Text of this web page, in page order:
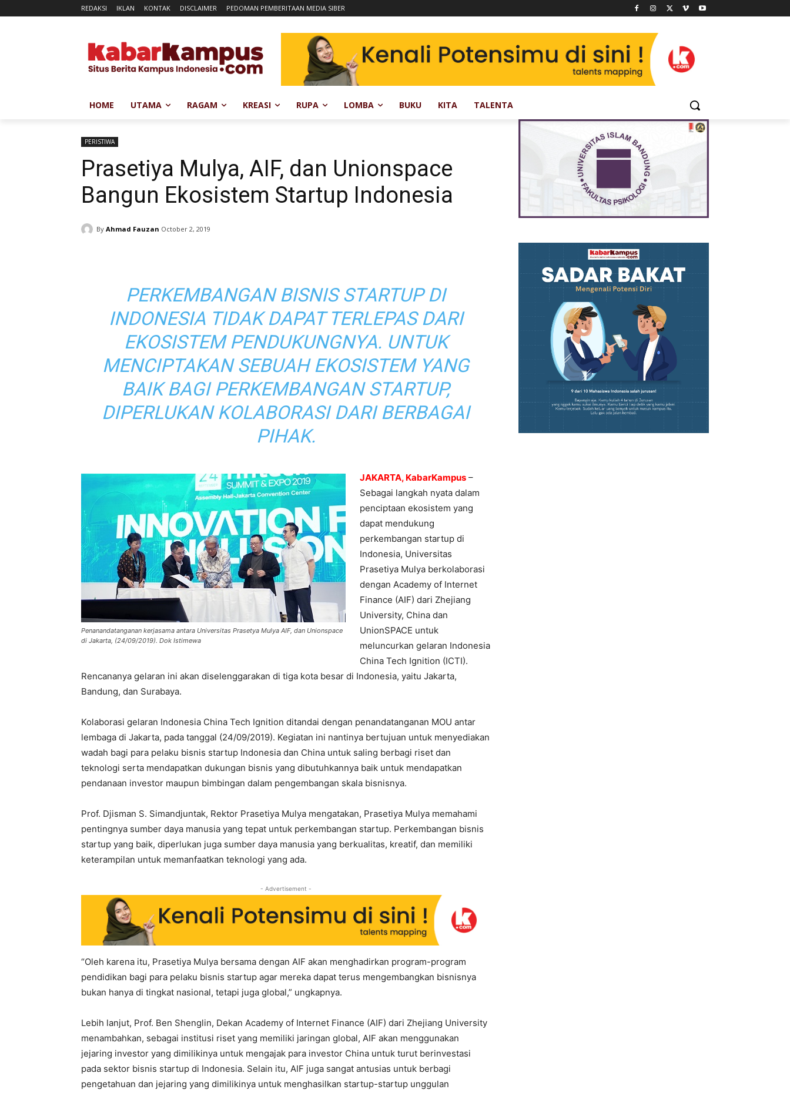
REDAKSI IKLAN KONTAK DISCLAIMER PEDOMAN PEMBERITAAN MEDIA SIBER
HOME UTAMA RAGAM KREASI RUPA LOMBA BUKU KITA TALENTA
PERISTIWA
Prasetiya Mulya, AIF, dan Unionspace
Bangun Ekosistem Startup Indonesia
By Ahmad Fauzan October 2, 2019
PERKEMBANGAN BISNIS STARTUP DI
INDONESIA TIDAK DAPAT TERLEPAS DARI
EKOSISTEM PENDUKUNGNYA. UNTUK
MENCIPTAKAN SEBUAH EKOSISTEM YANG
BAIK BAGI PERKEMBANGAN STARTUP,
DIPERLUKAN KOLABORASI DARI BERBAGAI
PIHAK.
Penanandatanganan kerjasama antara Universitas Prasetya Mulya AIF, dan Unionspace
di Jakarta, (24/09/2019). Dok Istimewa
JAKARTA, KabarKampus –
Sebagai langkah nyata dalam
penciptaan ekosistem yang
dapat mendukung
perkembangan startup di
Indonesia, Universitas
Prasetiya Mulya berkolaborasi
dengan Academy of Internet
Finance (AIF) dari Zhejiang
University, China dan
UnionSPACE untuk
meluncurkan gelaran Indonesia
China Tech Ignition (ICTI).
Rencananya gelaran ini akan diselenggarakan di tiga kota besar di Indonesia, yaitu Jakarta,
Bandung, dan Surabaya.
Kolaborasi gelaran Indonesia China Tech Ignition ditandai dengan penandatanganan MOU antar
lembaga di Jakarta, pada tanggal (24/09/2019). Kegiatan ini nantinya bertujuan untuk menyediakan
wadah bagi para pelaku bisnis startup Indonesia dan China untuk saling berbagi riset dan
teknologi serta mendapatkan dukungan bisnis yang dibutuhkannya baik untuk mendapatkan
pendanaan investor maupun bimbingan dalam pengembangan skala bisnisnya.
Prof. Djisman S. Simandjuntak, Rektor Prasetiya Mulya mengatakan, Prasetiya Mulya memahami
pentingnya sumber daya manusia yang tepat untuk perkembangan startup. Perkembangan bisnis
startup yang baik, diperlukan juga sumber daya manusia yang berkualitas, kreatif, dan memiliki
keterampilan untuk memanfaatkan teknologi yang ada.
- Advertisement -
“Oleh karena itu, Prasetiya Mulya bersama dengan AIF akan menghadirkan program-program
pendidikan bagi para pelaku bisnis startup agar mereka dapat terus mengembangkan bisnisnya
bukan hanya di tingkat nasional, tetapi juga global,” ungkapnya.
Lebih lanjut, Prof. Ben Shenglin, Dekan Academy of Internet Finance (AIF) dari Zhejiang University
menambahkan, sebagai institusi riset yang memiliki jaringan global, AIF akan menggunakan
jejaring investor yang dimilikinya untuk mengajak para investor China untuk turut berinvestasi
pada sektor bisnis startup di Indonesia. Selain itu, AIF juga sangat antusias untuk berbagi
pengetahuan dan jejaring yang dimilikinya untuk menghasilkan startup-startup unggulan